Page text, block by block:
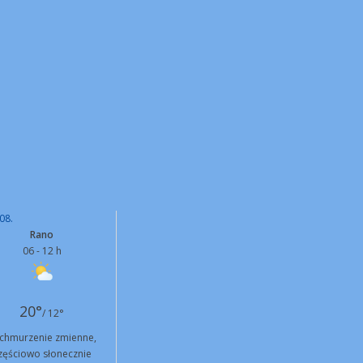
Rano
06 - 12 h
20°/ 12°
zmienne,
słonecznie